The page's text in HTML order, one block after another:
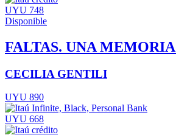
UYU 748
Disponible
FALTAS. UNA
CECILIA GENTILI
UYU 890
UYU 668